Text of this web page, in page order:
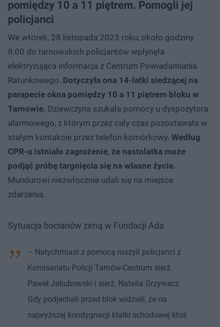
pomiędzy 10 a 11 piętrem. Pomogli jej
policjanci
We wtorek, 28 listopada 2023 roku, około godziny
8:00 do tarnowskich policjantów wpłynęła
elektryzująca informacja z Centrum Powiadamiania
Ratunkowego. Dotyczyła ona 14-latki siedzącej na
parapecie okna pomiędzy 10 a 11 piętrem bloku w
Tarnowie. Dziewczyna szukała pomocy u dyspozytora
alarmowego, z którym przez cały czas pozostawała w
stałym kontakcie przez telefon komórkowy. Według
CPR-u istniało zagrożenie, że nastolatka może
podjąć próbę targnięcia się na własne życie.
Mundurowi niezwłocznie udali się na miejsce
zdarzenia.
Sytuacja bocianów zimą w Fundacji Ada
– Natychmiast z pomocą ruszyli policjanci z
Komisariatu Policji Tarnów-Centrum sierż.
Paweł Jakubowski i sierż. Natalia Grzywacz.
Gdy podjechali przed blok widzieli, że na
najwyższej kondygnacji klatki schodowej ktoś